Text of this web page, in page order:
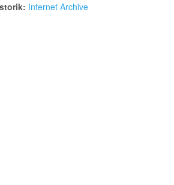
Internet Archive